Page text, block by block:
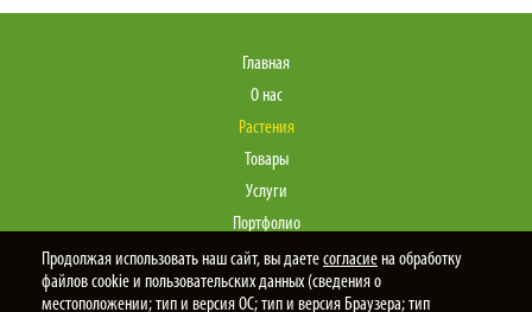
Главная
О нас
Растения
Товары
Услуги
Портфолио
Статьи
Контакты
Продолжая использовать наш сайт, вы даетесогласиена обработку
файлов cookie и пользовательских данных (сведения о
местоположении; тип и версия ОС; тип и версия Браузера; тип